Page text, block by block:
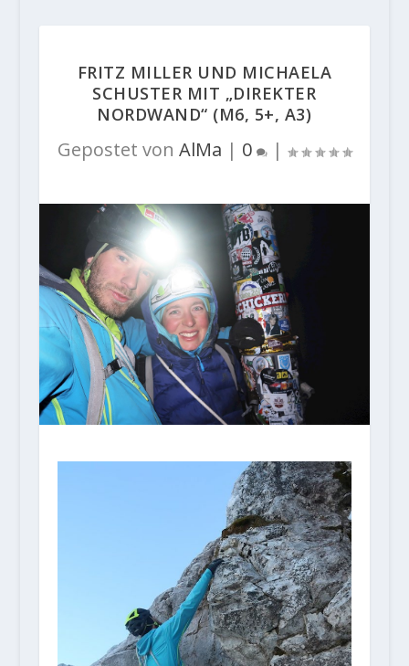
FRITZ MILLER UND MICHAELA
SCHUSTER MIT „DIREKTER
NORDWAND“ (M6, 5+, A3)
Gepostet von AlMa | 0 |